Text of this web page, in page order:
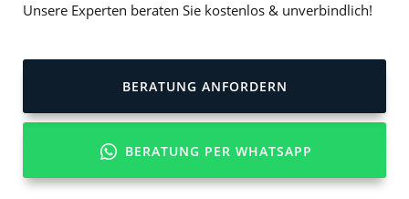
Unsere Experten beraten Sie kostenlos & unverbindlich!
BERATUNG ANFORDERN
BERATUNG PER WHATSAPP